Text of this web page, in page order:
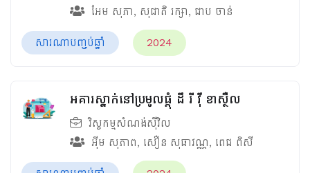
អែម សុភា, សុជាតិ រក្សា, ជាប ចាន់
សារណាបញ្ចប់ឆ្នាំ 2024
អគារស្នាក់នៅប្រមូលផ្តុំ ដឹ រី វ៉ឹ ខាស្ថឺល
វិស្វកម្មសំណង់ស៊ីវិល
អ៊ីម សុភាព, សឿន សុធាវណ្ណ, ពេជ ពិសី